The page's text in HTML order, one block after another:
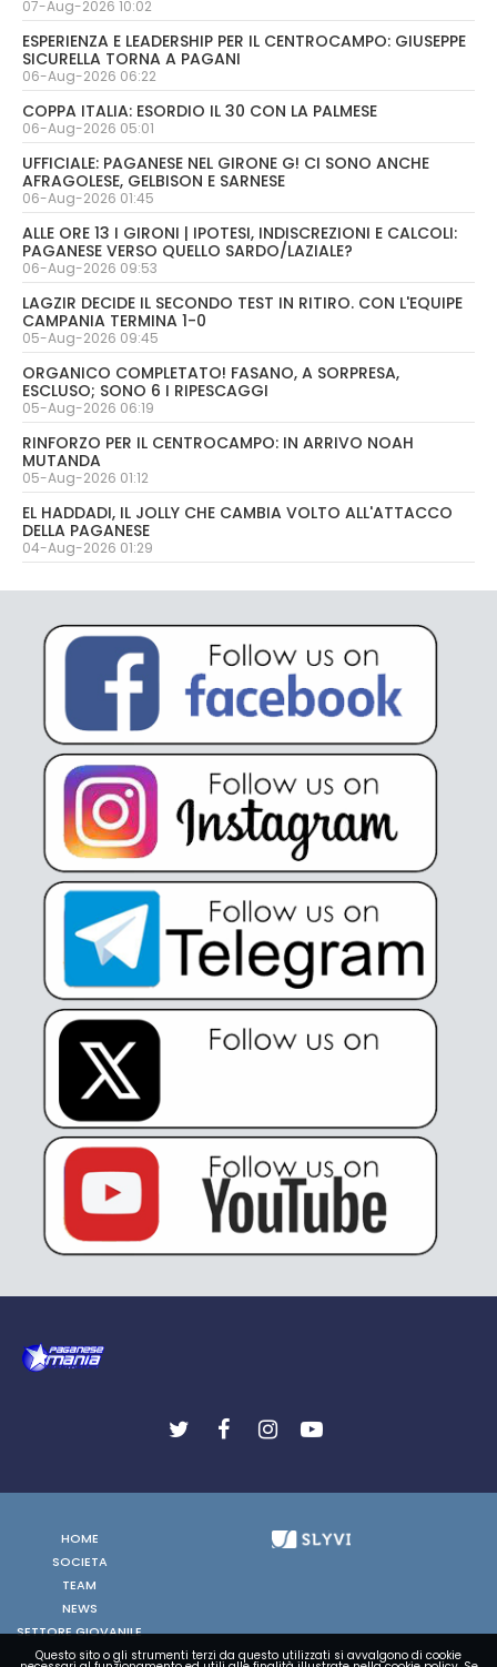
07-Aug-2026 10:02
ESPERIENZA E LEADERSHIP PER IL CENTROCAMPO: GIUSEPPE
SICURELLA TORNA A PAGANI
06-Aug-2026 06:22
COPPA ITALIA: ESORDIO IL 30 CON LA PALMESE
06-Aug-2026 05:01
UFFICIALE: PAGANESE NEL GIRONE G! CI SONO ANCHE
AFRAGOLESE, GELBISON E SARNESE
06-Aug-2026 01:45
ALLE ORE 13 I GIRONI | IPOTESI, INDISCREZIONI E CALCOLI:
PAGANESE VERSO QUELLO SARDO/LAZIALE?
06-Aug-2026 09:53
LAGZIR DECIDE IL SECONDO TEST IN RITIRO. CON L'EQUIPE
CAMPANIA TERMINA 1-0
05-Aug-2026 09:45
ORGANICO COMPLETATO! FASANO, A SORPRESA,
ESCLUSO; SONO 6 I RIPESCAGGI
05-Aug-2026 06:19
RINFORZO PER IL CENTROCAMPO: IN ARRIVO NOAH
MUTANDA
05-Aug-2026 01:12
EL HADDADI, IL JOLLY CHE CAMBIA VOLTO ALL'ATTACCO
DELLA PAGANESE
04-Aug-2026 01:29
HOME
SOCIETA
TEAM
NEWS
SETTORE GIOVANILE
FOTO
Questo sito o gli strumenti terzi da questo utilizzati si avvalgono di cookie